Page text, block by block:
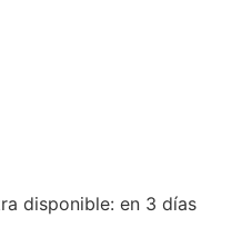
disponible: en 3 días